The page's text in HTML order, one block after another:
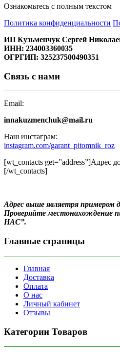
Ознакомьтесь с полным текстом
Политика конфиденциальности
ИП Кузьменчук Сергей
ИНН: 234003360035
ОГРГИП: 325237500490351
Связь с нами
Email:
innakuzmenchuk@mail.ru
Наш инстаграм:
instagram.com/garant_pitomnik_roz
[wt_contacts get=”address”]Адрес
[/wt_contacts]
Адрес выше являетря примером
Проверяйте местонахождение
НАС”.
Главные страницы
Главная
Доставка
Оплата
О нас
Личный кабинет
Отзывы
Категории Товаров